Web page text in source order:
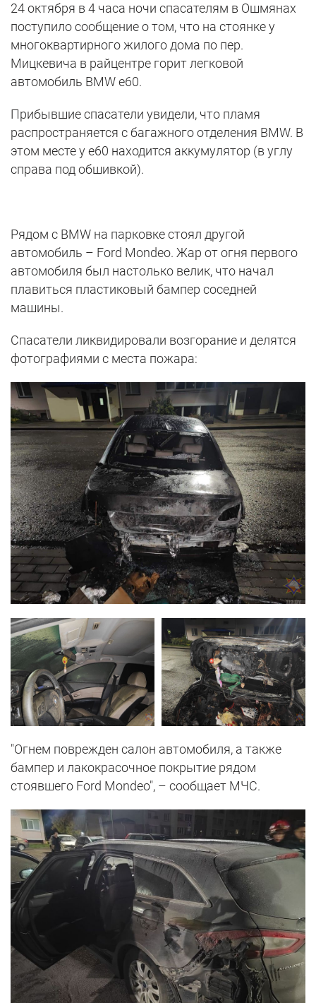
24 октября в 4 часа ночи спасателям в Ошмянах
поступило сообщение о том, что на стоянке у
многоквартирного жилого дома по пер.
Мицкевича в райцентре горит легковой
автомобиль BMW e60.
Прибывшие спасатели увидели, что пламя
распространяется с багажного отделения BMW. В
этом месте у e60 находится аккумулятор (в углу
справа под обшивкой).
Рядом с BMW на парковке стоял другой
автомобиль – Ford Mondeo. Жар от огня первого
автомобиля был настолько велик, что начал
плавиться пластиковый бампер соседней
машины.
Спасатели ликвидировали возгорание и делятся
фотографиями с места пожара:
"Огнем поврежден салон автомобиля, а также
бампер и лакокрасочное покрытие рядом
стоявшего Ford Mondeo", – сообщает МЧС.